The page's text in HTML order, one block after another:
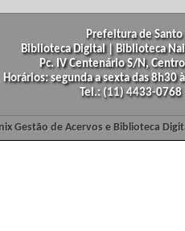
Prefeitura de
Biblioteca Digital | Biblioteca
Pc. IV Centenário S/N,
Horários: segunda a sexta das
Tel.: (11) 4433-
Gestão de Acervos e Biblioteca